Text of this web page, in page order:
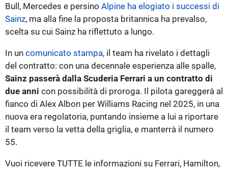
Bull, Mercedes e persino Alpine ha elogiato i successi di
Sainz, ma alla fine la proposta britannica ha prevalso,
scelta su cui Sainz ha riflettuto a lungo.
In un comunicato stampa, il team ha rivelato i dettagli
del contratto: con una decennale esperienza alle spalle,
Sainz passerà dalla Scuderia Ferrari a un contratto di
due anni con possibilità di proroga. Il pilota gareggerà al
fianco di Alex Albon per Williams Racing nel 2025, in una
nuova era regolatoria, puntando insieme a lui a riportare
il team verso la vetta della griglia, e manterrà il numero
55.
Vuoi ricevere TUTTE le informazioni su Ferrari, Hamilton,